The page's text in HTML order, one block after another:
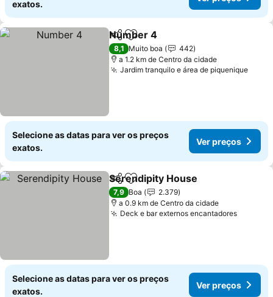
exatos.
PartilharAdicionar aos favoritos
Number 4
8,1 Muito boa
442
a 1.2 km de Centro da cidade
Jardim tranquilo e área de piquenique
Selecione as datas para ver os preços
exatos.
Ver preços
PartilharAdicionar aos favoritos
Serendipity House
7,9 Boa
2.379
a 0.9 km de Centro da cidade
Deck e bar externos encantadores
Selecione as datas para ver os preços
exatos.
Ver preços